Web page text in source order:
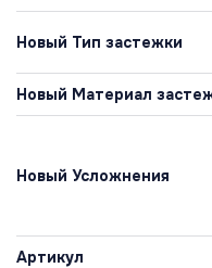
Новый Тип застежки
Новый Материал
Новый Усложнения
Артикул